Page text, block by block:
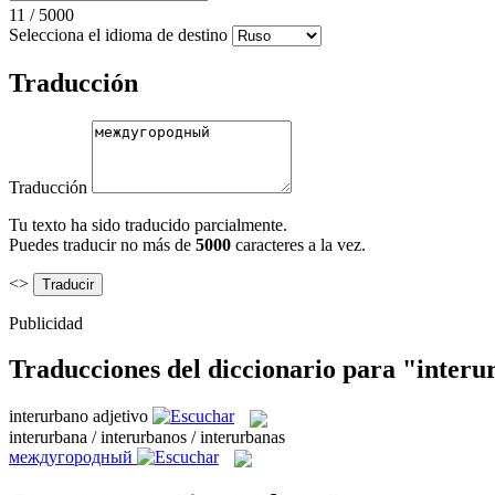
11 / 5000
Selecciona el idioma de destino
Traducción
Traducción
Tu texto ha sido traducido parcialmente.
Puedes traducir no más de 5000 caracteres a la vez.
<>
Publicidad
Traducciones del diccionario para
interurbano adjetivo
interurbana / interurbanos / interurbanas
междугородный